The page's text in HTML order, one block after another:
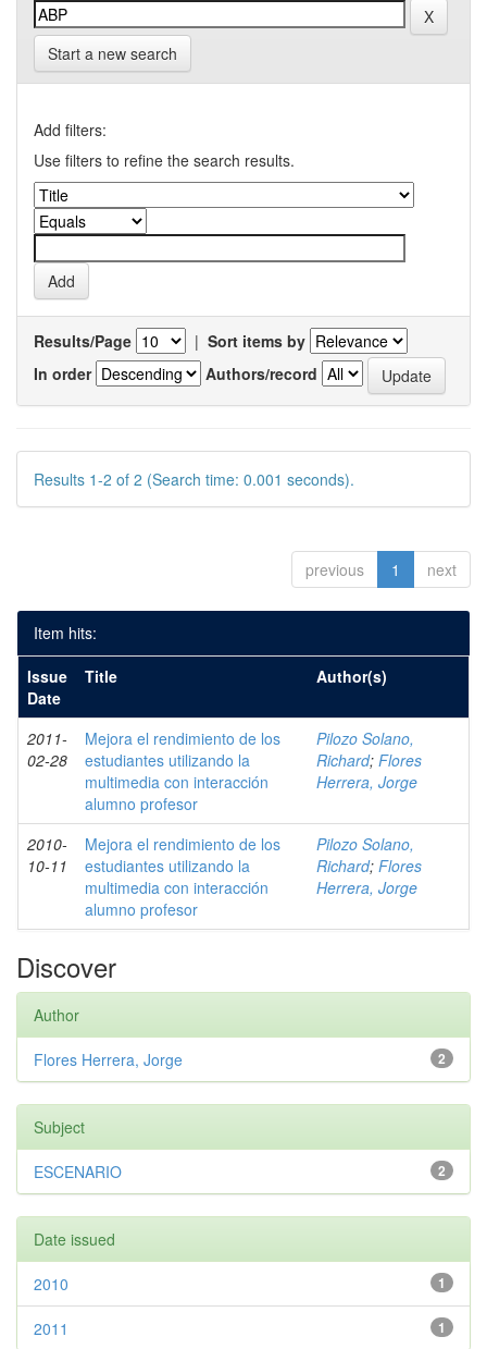
Start a new search
Add filters:
Use filters to refine the search results.
Results/Page | Sort items by
In order
Authors/record
Results 1-2 of 2 (Search time: 0.001 seconds).
previous 1 next
Item hits:
Issue
Date
Title Author(s)
2011-
02-28
Mejora el rendimiento de los
estudiantes utilizando la
multimedia con interacción
alumno profesor
Pilozo Solano,
Richard; Flores
Herrera, Jorge
2010-
10-11
Mejora el rendimiento de los
estudiantes utilizando la
multimedia con interacción
alumno profesor
Pilozo Solano,
Richard; Flores
Herrera, Jorge
Discover
Author
2
Flores Herrera, Jorge
Subject
2
ESCENARIO
Date issued
1
2010
1
2011